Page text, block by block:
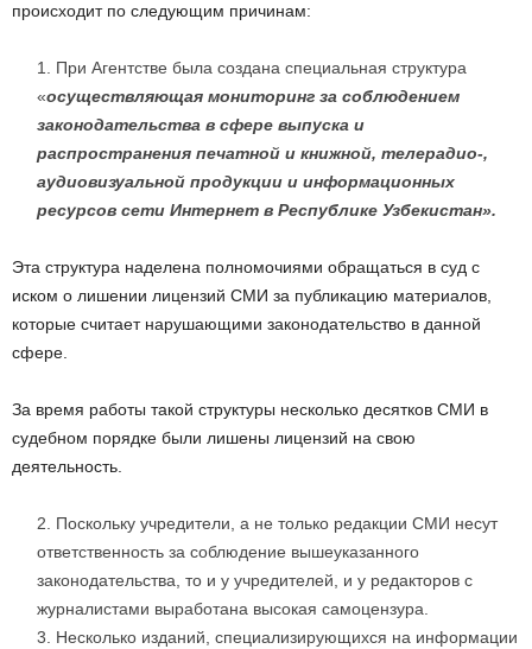
происходит по следующим причинам:
При Агентстве была создана специальная структура
«осуществляющая мониторинг за соблюдением
законодательства в сфере выпуска и
распространения печатной и книжной, телерадио-,
аудиовизуальной продукции и информационных
ресурсов сети Интернет в Республике Узбекистан».
Эта структура наделена полномочиями обращаться в суд с
иском о лишении лицензий СМИ за публикацию материалов,
которые считает нарушающими законодательство в данной
сфере.
За время работы такой структуры несколько десятков СМИ в
судебном порядке были лишены лицензий на свою
деятельность.
Поскольку учредители, а не только редакции СМИ несут
ответственность за соблюдение вышеуказанного
законодательства, то и у учредителей, и у редакторов с
журналистами выработана высокая самоцензура.
Несколько изданий, специализирующихся на информации